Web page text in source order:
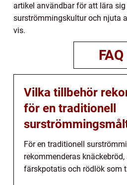
artikel användbar för att lära sig
surströmmingskultur och njuta
vis.
FAQ
Vilka tillbehör
för en traditionell
För en traditionell
rekommenderas
färskpotatis och rödlök som